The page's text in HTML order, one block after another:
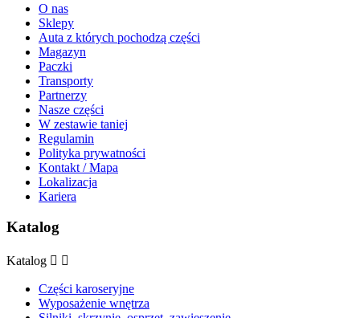
O nas
Sklepy
Auta z których pochodzą części
Magazyn
Paczki
Transporty
Partnerzy
Nasze części
W zestawie taniej
Regulamin
Polityka prywatności
Kontakt / Mapa
Lokalizacja
Kariera
Katalog
Katalog  
Części karoseryjne
Wyposażenie wnętrza